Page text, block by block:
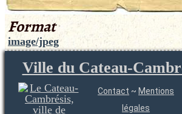
Format
image/jpeg
Ville du Cateau-
Contact ~ Mentions
légales